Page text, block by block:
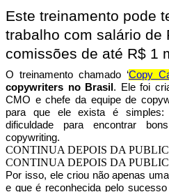
Este treinamento pode
trabalho com salário de
comissões de até R$ 1
O treinamento chamado ‘Copy
copywriters no Brasil . Ele foi
CMO e chefe da equipe de
para que ele exista é simples:
dificuldade para encontrar
copywriting.
CONTINUA DEPOIS DA
CONTINUA DEPOIS DA
Por isso, ele criou não apenas uma
e que é reconhecida pelo sucesso